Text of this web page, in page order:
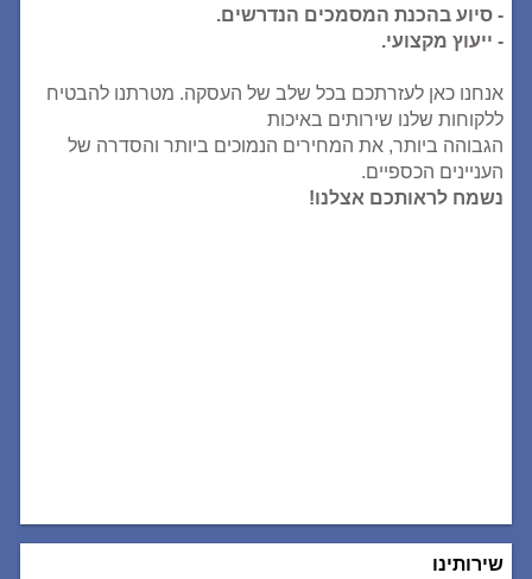
- סיוע בהכנת המסמכים הנדרשים.
- ייעוץ מקצועי.
אנחנו כאן לעזרתכם בכל שלב של העסקה. מטרתנו להבטיח
ללקוחות שלנו שירותים באיכות
הגבוהה ביותר, את המחירים הנמוכים ביותר והסדרה של
העניינים הכספיים.
נשמח לראותכם אצלנו!
שירותינו